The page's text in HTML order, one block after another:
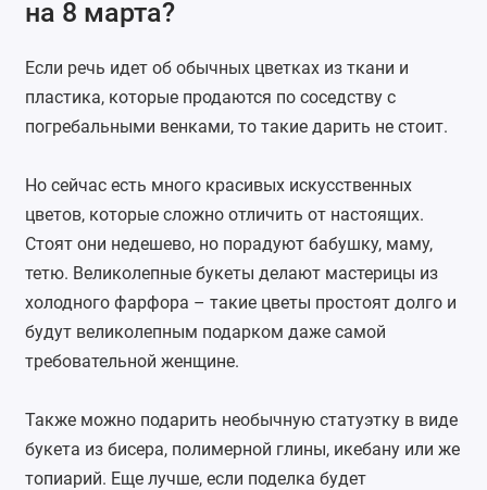
на 8 марта?
Если речь идет об обычных цветках из ткани и
пластика, которые продаются по соседству с
погребальными венками, то такие дарить не стоит.
Но сейчас есть много красивых искусственных
цветов, которые сложно отличить от настоящих.
Стоят они недешево, но порадуют бабушку, маму,
тетю. Великолепные букеты делают мастерицы из
холодного фарфора – такие цветы простоят долго и
будут великолепным подарком даже самой
требовательной женщине.
Также можно подарить необычную статуэтку в виде
букета из бисера, полимерной глины, икебану или же
топиарий. Еще лучше, если поделка будет